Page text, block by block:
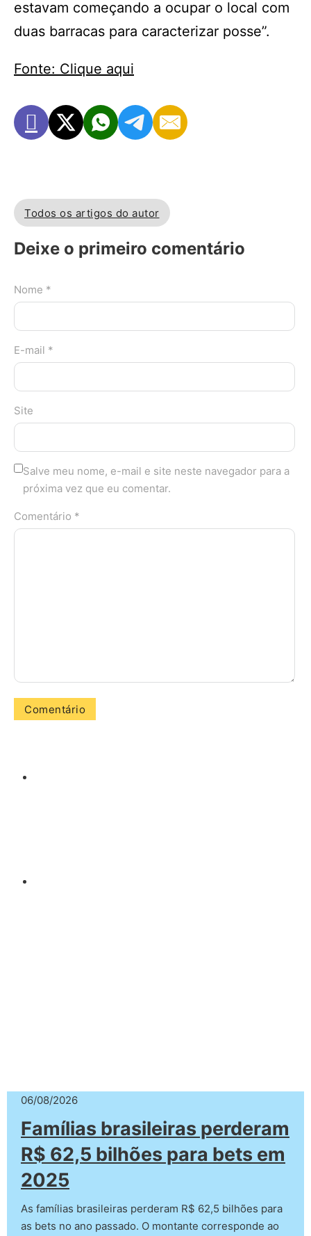
estavam começando a ocupar o local com
duas barracas para caracterizar posse”.
Fonte: Clique aqui
Todos os artigos do autor
Deixe o primeiro comentário
Nome *
E-mail *
Site
Salve meu nome, e-mail e site neste navegador para a
próxima vez que eu comentar.
Comentário *
06/08/2026
Famílias brasileiras perderam
R$ 62,5 bilhões para bets em
2025
As famílias brasileiras perderam R$ 62,5 bilhões para
as bets no ano passado. O montante corresponde ao